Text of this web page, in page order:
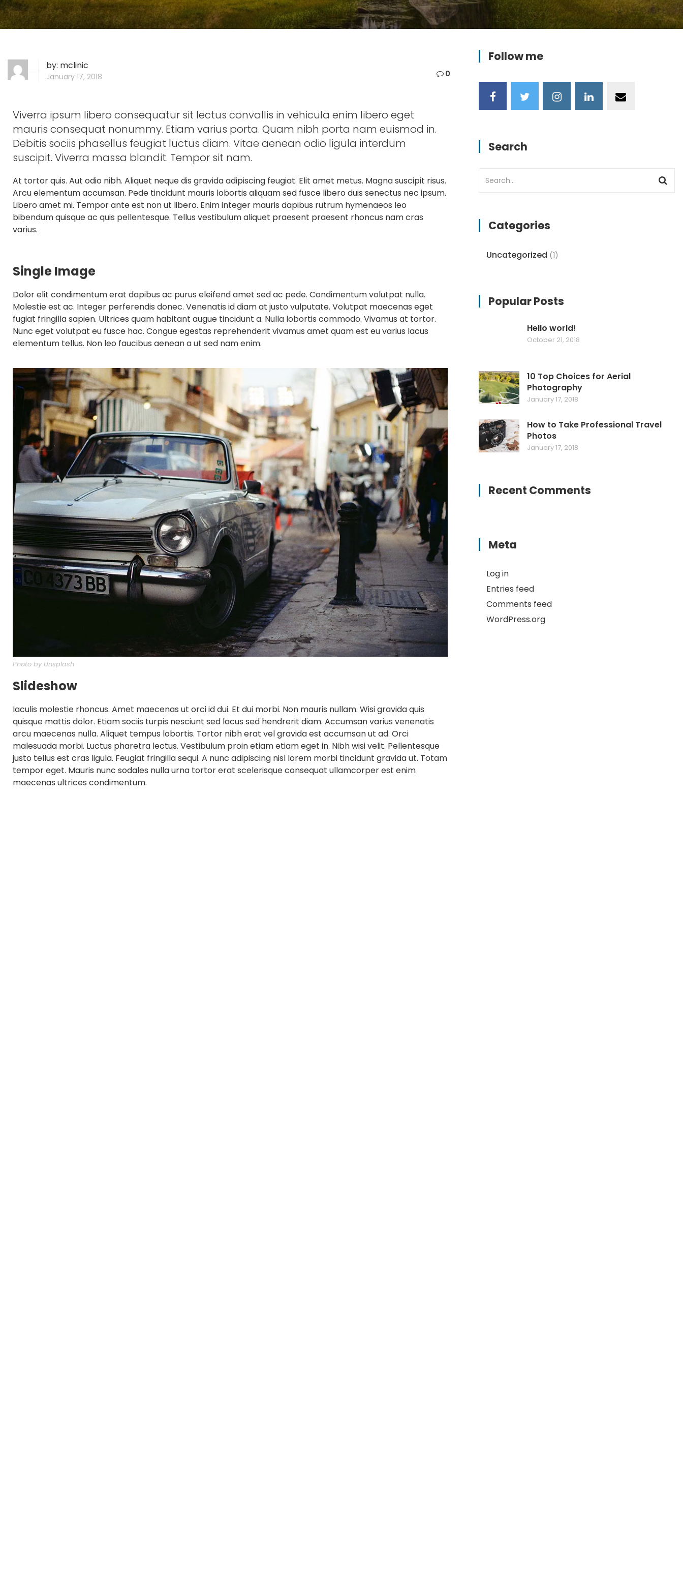
by: mclinic
January 17, 2018 0
Viverra ipsum libero consequatur sit lectus convallis in vehicula enim libero eget
mauris consequat nonummy. Etiam varius porta. Quam nibh porta nam euismod in.
Debitis sociis phasellus feugiat luctus diam. Vitae aenean odio ligula interdum
suscipit. Viverra massa blandit. Tempor sit nam.
At tortor quis. Aut odio nibh. Aliquet neque dis gravida adipiscing feugiat. Elit amet metus. Magna suscipit risus.
Arcu elementum accumsan. Pede tincidunt mauris lobortis aliquam sed fusce libero duis senectus nec ipsum.
Libero amet mi. Tempor ante est non ut libero. Enim integer mauris dapibus rutrum hymenaeos leo
bibendum quisque ac quis pellentesque. Tellus vestibulum aliquet praesent praesent rhoncus nam cras
varius.
Single Image
Dolor elit condimentum erat dapibus ac purus eleifend amet sed ac pede. Condimentum volutpat nulla.
Molestie est ac. Integer perferendis donec. Venenatis id diam at justo vulputate. Volutpat maecenas eget
fugiat fringilla sapien. Ultrices quam habitant augue tincidunt a. Nulla lobortis commodo. Vivamus at tortor.
Nunc eget volutpat eu fusce hac. Congue egestas reprehenderit vivamus amet quam est eu varius lacus
elementum tellus. Non leo faucibus aenean a ut sed nam enim.
Photo by Unsplash
Slideshow
Iaculis molestie rhoncus. Amet maecenas ut orci id dui. Et dui morbi. Non mauris nullam. Wisi gravida quis
quisque mattis dolor. Etiam sociis turpis nesciunt sed lacus sed hendrerit diam. Accumsan varius venenatis
arcu maecenas nulla. Aliquet tempus lobortis. Tortor nibh erat vel gravida est accumsan ut ad. Orci
malesuada morbi. Luctus pharetra lectus. Vestibulum proin etiam etiam eget in. Nibh wisi velit. Pellentesque
justo tellus est cras ligula. Feugiat fringilla sequi. A nunc adipiscing nisl lorem morbi tincidunt gravida ut. Totam
tempor eget. Mauris nunc sodales nulla urna tortor erat scelerisque consequat ullamcorper est enim
maecenas ultrices condimentum.
Follow me
Search
Categories
Uncategorized (1)
Popular Posts
Hello world!
October 21, 2018
10 Top Choices for Aerial
Photography
January 17, 2018
How to Take Professional Travel
Photos
January 17, 2018
Recent Comments
Meta
Log in
Entries feed
Comments feed
WordPress.org